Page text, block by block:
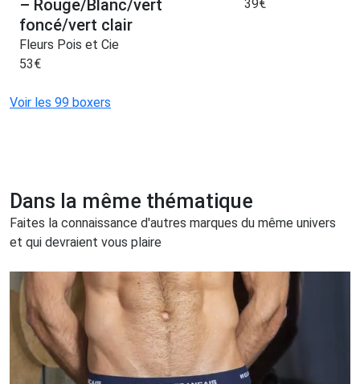
– Rouge/Blanc/vert
foncé/vert clair
Fleurs Pois et Cie
53€
39€
Voir les 99 boxers
Dans la même thématique
Faites la connaissance d'autres marques du même univers
et qui devraient vous plaire